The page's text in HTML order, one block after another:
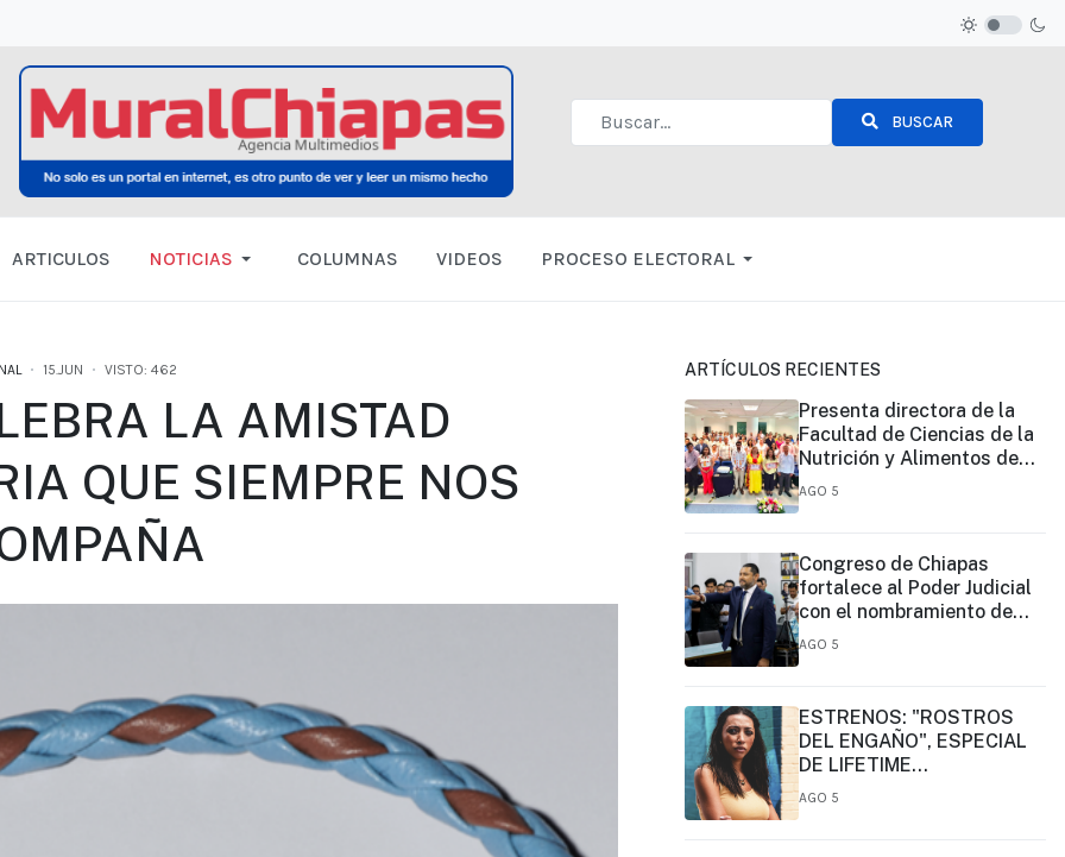
BUSCAR
ARTICULOS NOTICIAS COLUMNAS VIDEOS PROCESO ELECTORAL
15.JUN VISTO: 462
LA AMISTAD
QUE SIEMPRE NOS
ARTÍCULOS RECIENTES
Presenta directora de la
Facultad de Ciencias de la
Nutrición y Alimentos de
UNICACH, informe de su
AGO 5
Congreso de Chiapas
fortalece al Poder Judicial
con el nombramiento de
José Eduardo Morales
AGO 5
ESTRENOS: "ROSTROS
DEL ENGAÑO", ESPECIAL
DE LIFETIME
MOVIES DONDE NADA NI
AGO 5